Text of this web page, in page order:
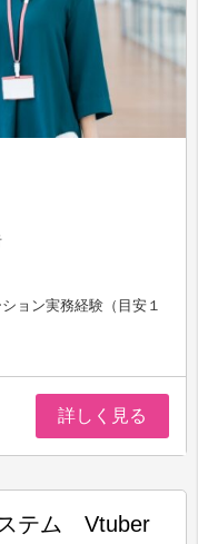
ョン実務経験（目安１
詳しく見る
テム Vtuber